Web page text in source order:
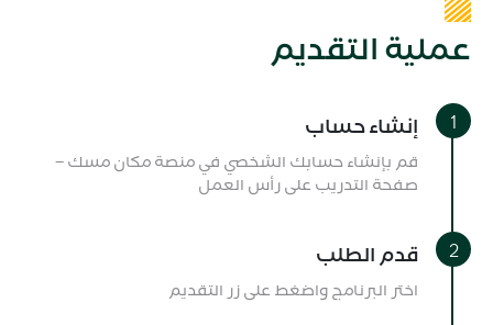
عملية التقديم
إنشاء حساب
قم بإنشاء حسابك الشخصي في منصة مكان مسك –
صفحة التدريب على رأس العمل
قدم الطلب
اختر البرنامج واضغط على زر التقديم